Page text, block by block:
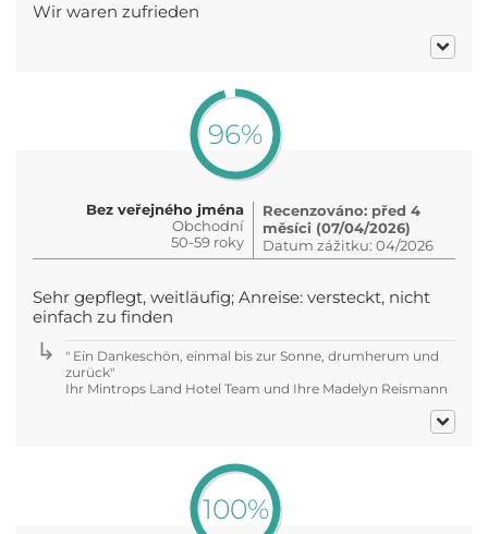
Wir waren zufrieden
96%
Bez veřejného jména
Obchodní
50-59 roky
Recenzováno: před 4
měsíci (07/04/2026)
Datum zážitku: 04/2026
Sehr gepflegt, weitläufig; Anreise: versteckt, nicht
einfach zu finden
" Ein Dankeschön, einmal bis zur Sonne, drumherum und
zurück"
Ihr Mintrops Land Hotel Team und Ihre Madelyn Reismann
100%